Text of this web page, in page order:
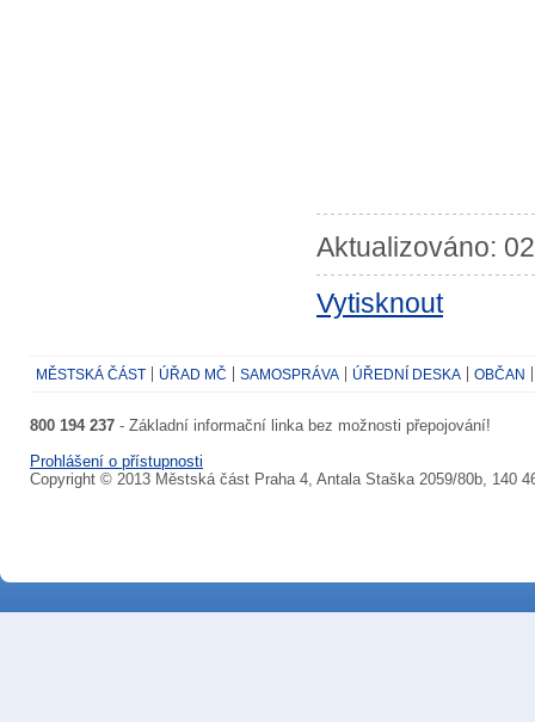
Aktualizováno:
Vytisknout
MĚSTSKÁ ČÁST ÚŘAD MČ SAMOSPRÁVA ÚŘEDNÍ DESKA OBČAN
800 194 237 - Základní informační linka bez možnosti přepojování!
Prohlášení o přístupnosti
Copyright © 2013 Městská část Praha 4, Antala Staška 2059/80b, 140